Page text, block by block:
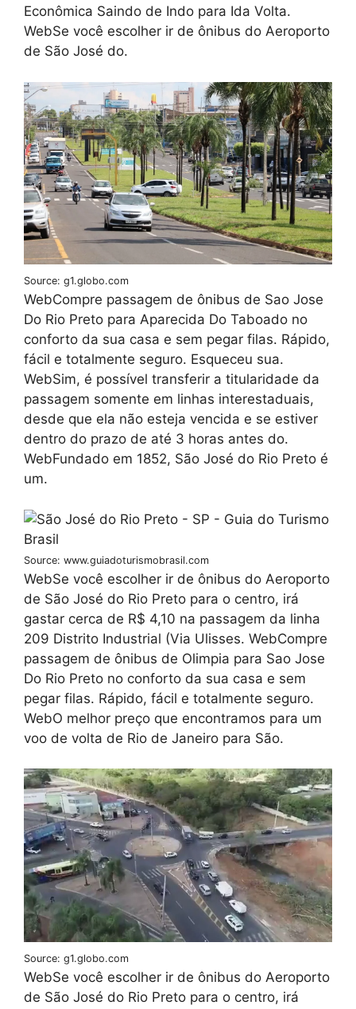
Econômica Saindo de Indo para Ida Volta.
WebSe você escolher ir de ônibus do Aeroporto
de São José do.
Source: g1.globo.com
WebCompre passagem de ônibus de Sao Jose
Do Rio Preto para Aparecida Do Taboado no
conforto da sua casa e sem pegar filas. Rápido,
fácil e totalmente seguro. Esqueceu sua.
WebSim, é possível transferir a titularidade da
passagem somente em linhas interestaduais,
desde que ela não esteja vencida e se estiver
dentro do prazo de até 3 horas antes do.
WebFundado em 1852, São José do Rio Preto é
um.
Source: www.guiadoturismobrasil.com
WebSe você escolher ir de ônibus do Aeroporto
de São José do Rio Preto para o centro, irá
gastar cerca de R$ 4,10 na passagem da linha
209 Distrito Industrial (Via Ulisses. WebCompre
passagem de ônibus de Olimpia para Sao Jose
Do Rio Preto no conforto da sua casa e sem
pegar filas. Rápido, fácil e totalmente seguro.
WebO melhor preço que encontramos para um
voo de volta de Rio de Janeiro para São.
Source: g1.globo.com
WebSe você escolher ir de ônibus do Aeroporto
de São José do Rio Preto para o centro, irá